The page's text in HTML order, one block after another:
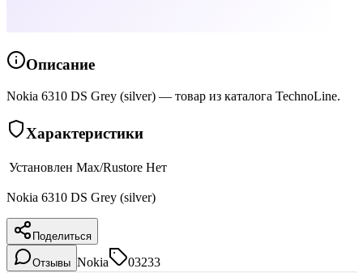
Описание
Nokia 6310 DS Grey (silver) — товар из каталога TechnoLine.
Характеристики
Установлен Max/Rustore Нет
Nokia 6310 DS Grey (silver)
Поделиться
Отзывы Nokia
03233